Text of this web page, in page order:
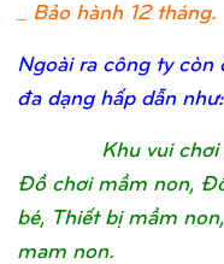
_ Bảo hành 12 tháng.
Ngoài ra công ty còn
đa dạng hấp dẫn như:
Khu vui
Đồ chơi mầm non,
bé, Thiết bị mầm
mam non.